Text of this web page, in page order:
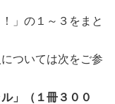
」の１～３をまと
ついては次をご参
」（１冊３００